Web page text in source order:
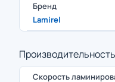
Бренд
Lamirel
Производительность
Скорость